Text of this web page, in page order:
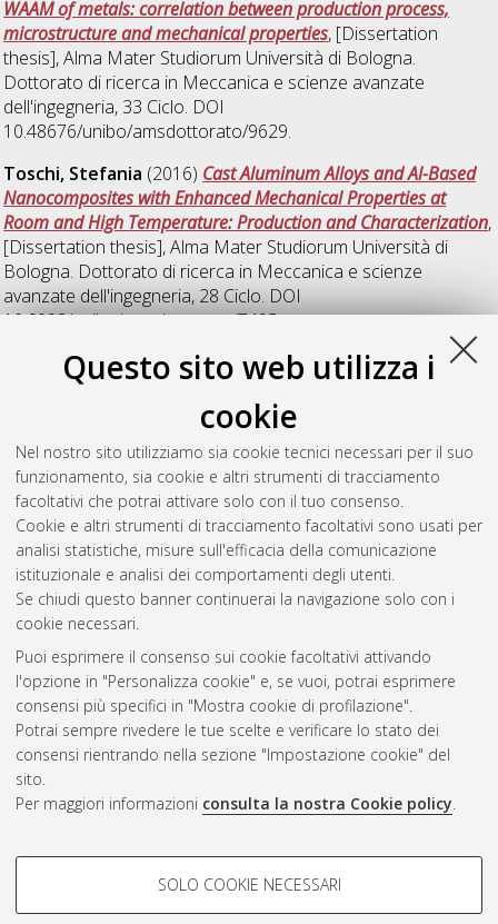
Questo sito web utilizza i
cookie
Nel nostro sito utilizziamo sia cookie tecnici necessari per il suo
funzionamento, sia cookie e altri strumenti di tracciamento
facoltativi che potrai attivare solo con il tuo consenso.
Cookie e altri strumenti di tracciamento facoltativi sono usati per
analisi statistiche, misure sull'efficacia della comunicazione
istituzionale e analisi dei comportamenti degli utenti.
Se chiudi questo banner continuerai la navigazione solo con i
cookie necessari.
Puoi esprimere il consenso sui cookie facoltativi attivando
l'opzione in "Personalizza cookie" e, se vuoi, potrai esprimere
consensi più specifici in "Mostra cookie di profilazione".
Potrai sempre rivedere le tue scelte e verificare lo stato dei
consensi rientrando nella sezione "Impostazione cookie" del
sito.
Per maggiori informazioni consulta la nostra Cookie policy.
COOKIE DI PROFILAZIONE -
SOLO COOKIE NECESSARI
WAAM of metals: correlation between production process,
microstructure and mechanical properties, [Dissertation
thesis], Alma Mater Studiorum Università di Bologna.
Dottorato di ricerca in Meccanica e scienze avanzate
dell'ingegneria, 33 Ciclo. DOI
10.48676/unibo/amsdottorato/9629.
Toschi, Stefania (2016) Cast Aluminum Alloys and Al-Based
Nanocomposites with Enhanced Mechanical Properties at
Room and High Temperature: Production and Characterization,
[Dissertation thesis], Alma Mater Studiorum Università di
Bologna. Dottorato di ricerca in Meccanica e scienze
avanzate dell'ingegneria, 28 Ciclo. DOI
10.6092/unibo/amsdottorato/7495.
Zanni, Mattia(2024) High-strength steels manufactured via
Laser Powder Bed Fusion: effect of post-process heat
treatments and surface finishing on microstructure and
, [Dissertation thesis], Alma Mater
Studiorum Università di Bologna. Dottorato di ricerca in
Automotive per una mobilità intelligente, 36 Ciclo.
Questa lista e' stata generata il Thu Aug 6 20:45:20 2026
Atom
Rss 1.0
Rss 2.0
ISSN: 2038-7946
Impostazioni Cookie
Informativa sulla privacy
Condizioni d’uso del sito